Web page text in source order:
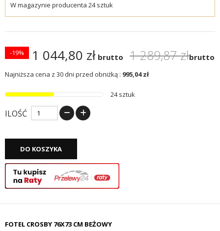
W magazynie producenta 24 sztuk
1 044,80 zł brutto 1 289,87 złbrutto
-19%
Najniższa cena z 30 dni przed obniżką : 995,04 zł
24 sztuk
ILOŚĆ
DO KOSZYKA
FOTEL CROSBY 76X73 CM BEŻOWY